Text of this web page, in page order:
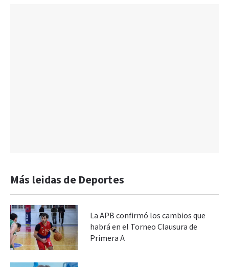
Más leidas de Deportes
La APB confirmó los cambios que
habrá en el Torneo Clausura de
Primera A